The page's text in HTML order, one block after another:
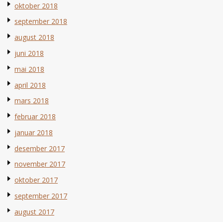
oktober 2018
september 2018
august 2018
juni 2018
mai 2018
april 2018
mars 2018
februar 2018
januar 2018
desember 2017
november 2017
oktober 2017
september 2017
august 2017